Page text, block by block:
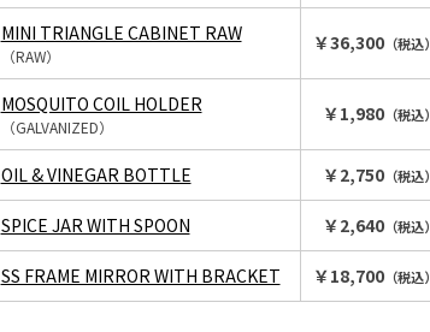
MINI TRIANGLE CABINET RAW
（RAW）
￥36,300（税込）
MOSQUITO COIL HOLDER
（GALVANIZED）
￥1,980（税込）
OIL & VINEGAR BOTTLE ￥2,750（税込）
SPICE JAR WITH SPOON ￥2,640（税込）
SS FRAME MIRROR WITH BRACKET ￥18,700（税込）